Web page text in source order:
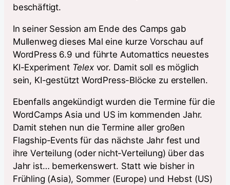
beschäftigt.
In seiner Session am Ende des Camps gab
Mullenweg dieses Mal eine kurze Vorschau auf
WordPress 6.9 und führte Automattics neuestes
KI-Experiment Telexvor. Damit soll es möglich
sein, KI-gestützt WordPress-Blöcke zu erstellen.
Ebenfalls angekündigt wurden die Termine für die
WordCamps Asia und US im kommenden Jahr.
Damit stehen nun die Termine aller großen
Flagship-Events für das nächste Jahr fest und
ihre Verteilung (oder nicht-Verteilung) über das
Jahr ist… bemerkenswert. Statt wie bisher in
Frühling (Asia), Sommer (Europe) und Hebst (US)